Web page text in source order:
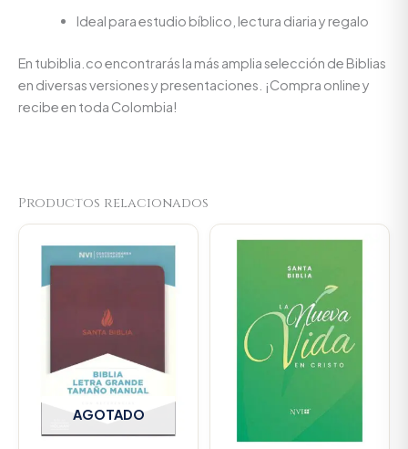
Ideal para estudio bíblico, lectura diaria y regalo
En tubiblia.co encontrarás la más amplia selección de Biblias
en diversas versiones y presentaciones. ¡Compra online y
recibe en toda Colombia!
Productos relacionados
AGOTADO